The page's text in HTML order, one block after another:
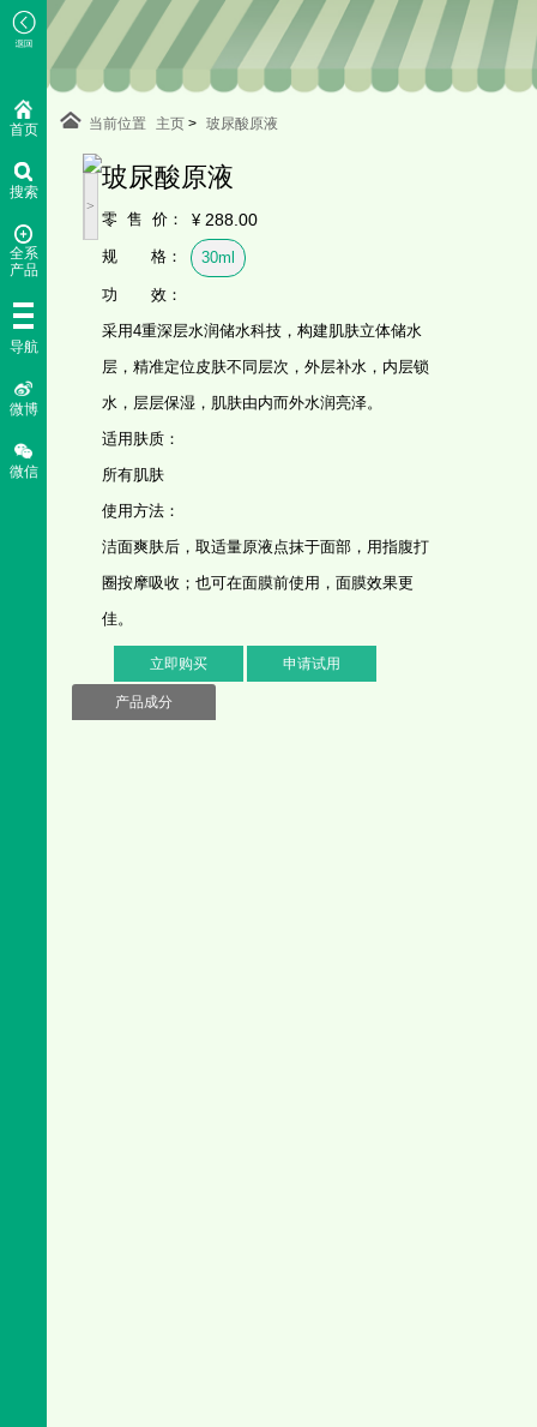
首页
搜索
全系
产品
导航
微博
微信
当前位置 主页 > 玻尿酸原液
<
>
玻尿酸原液
零 售 价： ¥ 288.00
规 格： 30ml
功 效：
采用4重深层水润储水科技，构建肌肤立体储水
层，精准定位皮肤不同层次，外层补水，内层锁
水，层层保湿，肌肤由内而外水润亮泽。
适用肤质：
所有肌肤
使用方法：
洁面爽肤后，取适量原液点抹于面部，用指腹打
圈按摩吸收；也可在面膜前使用，面膜效果更
佳。
立即购买 申请试用
产品成分